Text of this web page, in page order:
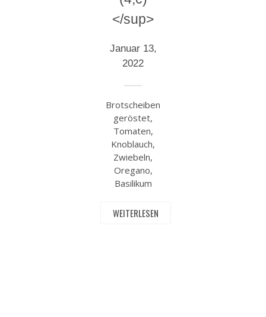
</sup>
Januar 13,
2022
Brotscheiben
geröstet,
Tomaten,
Knoblauch,
Zwiebeln,
Oregano,
Basilikum
WEITERLESEN